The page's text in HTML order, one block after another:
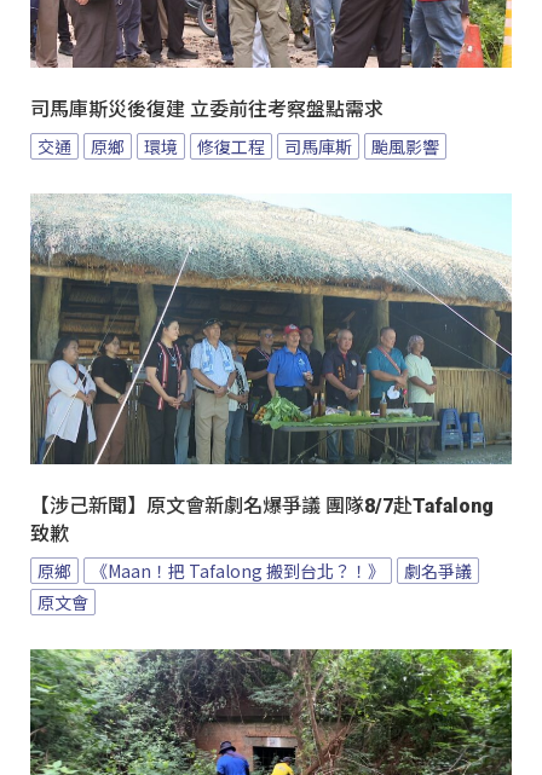
司馬庫斯災後復建 立委前往考察盤點需求
交通 原鄉 環境 修復工程 司馬庫斯 颱風影響
【涉己新聞】原文會新劇名爆爭議 團隊8/7赴Tafalong
致歉
原鄉 《Maan！把 Tafalong 搬到台北？！》
劇名爭議
原文會